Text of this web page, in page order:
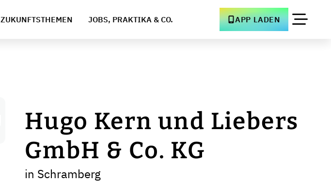
ZUKUNFTSTHEMEN JOBS, PRAKTIKA & CO. APP LADEN
Hugo Kern und Liebers
GmbH & Co. KG
in Schramberg